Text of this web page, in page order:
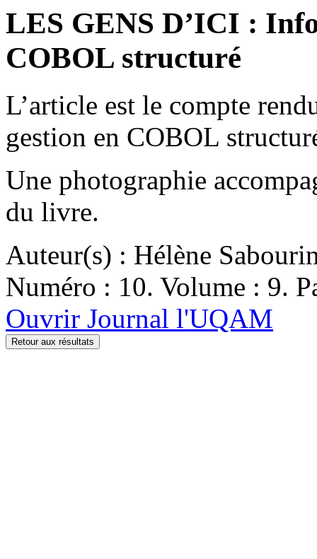
LES GENS D’ICI :
COBOL structuré
L’article est le compte
gestion en COBOL
Une photographie
du livre.
Auteur(s) : Hélène
Numéro : 10. Volume : 9.
Ouvrir Journal l'UQAM
Retour aux résultats